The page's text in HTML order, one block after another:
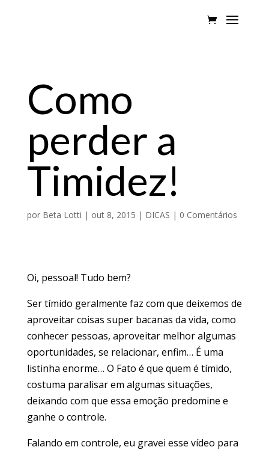
Como
perder a
Timidez!
por Beta Lotti | out 8, 2015 | DICAS | 0 Comentários
Oi, pessoal! Tudo bem?
Ser tímido geralmente faz com que deixemos de
aproveitar coisas super bacanas da vida, como
conhecer pessoas, aproveitar melhor algumas
oportunidades, se relacionar, enfim… É uma
listinha enorme… O Fato é que quem é tímido,
costuma paralisar em algumas situações,
deixando com que essa emoção predomine e
ganhe o controle.
Falando em controle, eu gravei esse vídeo para